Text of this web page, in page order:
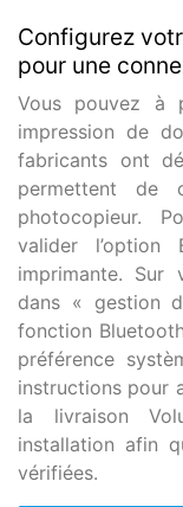
Configurez
pour une
Vous pouvez à
impression de
fabricants ont
permettent de
photocopieur.
valider l’option
imprimante. Sur
dans « gestion
fonction
préférence
instructions pour
la livraison
installation afin
vérifiées.